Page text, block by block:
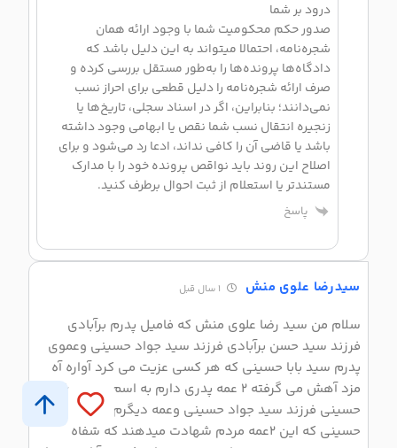
درود بر شما
صدور حکم محکومیت شما با وجود ارائه همان
شجره‌نامه، احتمالا میتواند به این دلیل باشد که
دادگاه‌ها پرونده‌ها را به‌طور مستقل بررسی کرده و
صرف ارائه شجره‌نامه را دلیل قطعی برای احراز نسب
نمی‌دانند؛ بنابراین، اگر در اسناد سجلی، تاریخ‌ها یا
زنجیره انتقال نسب شما نقص یا ابهامی وجود داشته
باشد یا قاضی آن را کافی نداند، ادعا رد می‌شود و برای
اصلاح این روند باید نواقص پرونده خود را با مدارک
مستندتر یا استعلام از ثبت احوال برطرف کنید.
پاسخ
سیدرضا علوی منش
سلام من سید رضا علوی منش که فامیل پدرم برآبادی
فرزند سید حسن برآبادی فرزند سید جواد حسینی وعموی
پدرم سید بابا حسینی که هر کسی عزیت می کرد آواره آه
مزد آهش می گرفته ۲ عمه پدری دارم به اسم سیده طنین
حسینی فرزند سید جواد حسینی وعمه دیگرم سیده بیکم
حسینی که این ۲عمه مردم شهادت میدهند که شفاه